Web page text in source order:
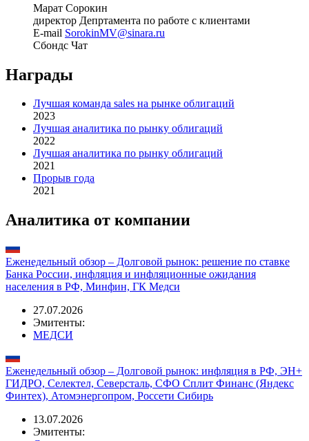
Марат
E-mail SorokinMV@sinara.ru
Награды
Лучшая команда sales на рынке облигаций
2023
Лучшая аналитика по рынку облигаций
2022
Прорыв года
Аналитика от компании
Еженедельный обзор – Долговой рынок: решение по ставке
Банка России, инфляция и инфляционные ожидания
населения в РФ, Минфин, ГК Медси
Эмитенты:
МЕДСИ
Еженедельный обзор – Долговой рынок: инфляция в РФ, ЭН+
ГИДРО, Селектел, Северсталь, СФО Сплит Финанс (Яндекс